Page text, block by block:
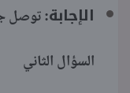
الإجابة:توصل
السؤال الثاني